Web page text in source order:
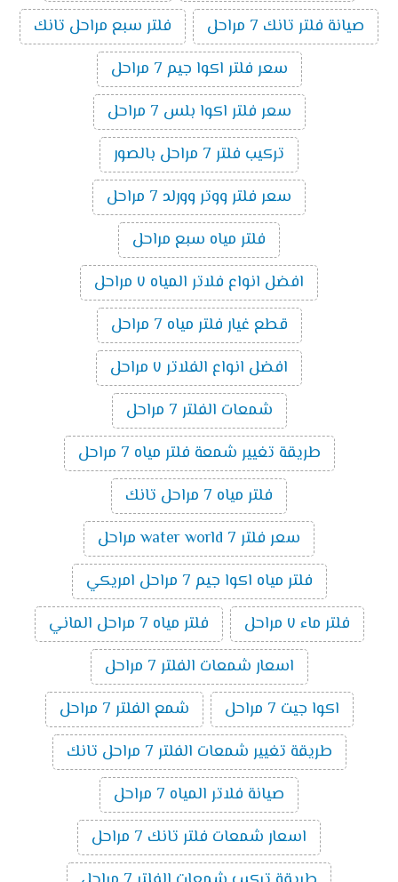
صيانة فلتر تانك 7 مراحل
فلتر سبع مراحل تانك
سعر فلتر اكوا جيم 7 مراحل
سعر فلتر اكوا بلس 7 مراحل
تركيب فلتر 7 مراحل بالصور
سعر فلتر ووتر وورلد 7 مراحل
فلتر مياه سبع مراحل
افضل انواع فلاتر المياه ٧ مراحل
قطع غيار فلتر مياه 7 مراحل
افضل انواع الفلاتر ٧ مراحل
شمعات الفلتر 7 مراحل
طريقة تغيير شمعة فلتر مياه 7 مراحل
فلتر مياه 7 مراحل تانك
سعر فلتر water world 7 مراحل
فلتر مياه اكوا جيم 7 مراحل امريكي
فلتر ماء ٧ مراحل
فلتر مياه 7 مراحل الماني
اسعار شمعات الفلتر 7 مراحل
اكوا جيت 7 مراحل
شمع الفلتر 7 مراحل
طريقة تغيير شمعات الفلتر 7 مراحل تانك
صيانة فلاتر المياه 7 مراحل
اسعار شمعات فلتر تانك 7 مراحل